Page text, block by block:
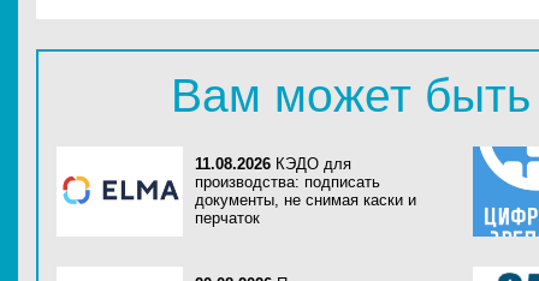
Вам может быть
11.08.2026 КЭДО для
производства: подписать
документы, не снимая каски и
перчаток